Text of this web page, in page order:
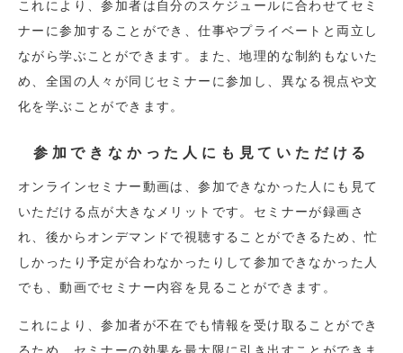
これにより、参加者は自分のスケジュールに合わせてセミ
ナーに参加することができ、仕事やプライベートと両立し
ながら学ぶことができます。また、地理的な制約もないた
め、全国の人々が同じセミナーに参加し、異なる視点や文
化を学ぶことができます。
参加できなかった人にも見ていただける
オンラインセミナー動画は、参加できなかった人にも見て
いただける点が大きなメリットです。セミナーが録画さ
れ、後からオンデマンドで視聴することができるため、忙
しかったり予定が合わなかったりして参加できなかった人
でも、動画でセミナー内容を見ることができます。
これにより、参加者が不在でも情報を受け取ることができ
るため、セミナーの効果を最大限に引き出すことができま